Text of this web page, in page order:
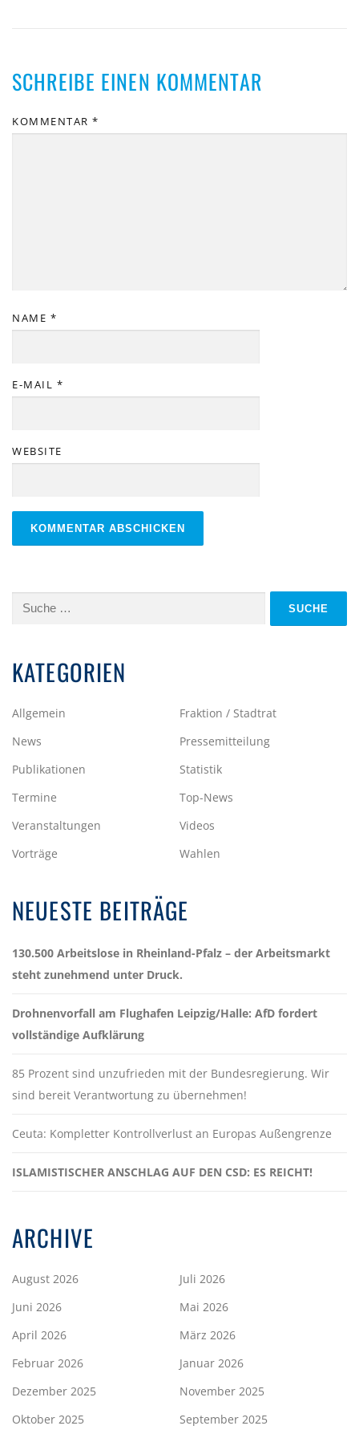
SCHREIBE EINEN KOMMENTAR
KOMMENTAR *
NAME *
E-MAIL *
WEBSITE
Suche
KATEGORIEN
Allgemein
Fraktion / Stadtrat
News
Pressemitteilung
Publikationen
Statistik
Termine
Top-News
Veranstaltungen
Videos
Vorträge
Wahlen
NEUESTE BEITRÄGE
130.500 Arbeitslose in Rheinland-Pfalz – der Arbeitsmarkt
steht zunehmend unter Druck.
Drohnenvorfall am Flughafen Leipzig/Halle: AfD fordert
vollständige Aufklärung
85 Prozent sind unzufrieden mit der Bundesregierung. Wir
sind bereit Verantwortung zu übernehmen!
Ceuta: Kompletter Kontrollverlust an Europas Außengrenze
ISLAMISTISCHER ANSCHLAG AUF DEN CSD: ES REICHT!
ARCHIVE
August 2026
Juli 2026
Juni 2026
Mai 2026
April 2026
März 2026
Februar 2026
Januar 2026
Dezember 2025
November 2025
Oktober 2025
September 2025